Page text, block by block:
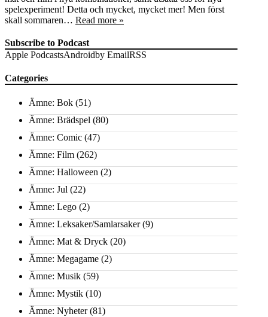
spelexperiment! Detta och mycket, mycket mer! Men först
skall sommaren… Read more »
Subscribe to Podcast
Apple PodcastsAndroidby EmailRSS
Categories
Ämne: Bok (51)
Ämne: Brädspel (80)
Ämne: Comic (47)
Ämne: Film (262)
Ämne: Halloween (2)
Ämne: Jul (22)
Ämne: Lego (2)
Ämne: Leksaker/Samlarsaker(9)
Ämne: Mat & Dryck (20)
Ämne: Megagame (2)
Ämne: Musik (59)
Ämne: Mystik (10)
Ämne: Nyheter(81)